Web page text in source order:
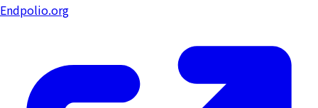
Endpolio.org